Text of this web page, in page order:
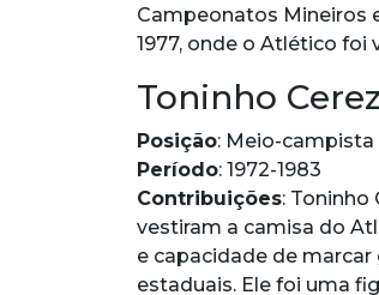
Campeonatos Mineiros
1977, onde o Atlético foi
Toninho
Posição: Meio-campista
Período: 1972-1983
Contribuições:
vestiram a camisa do
e capacidade de
estaduais. Ele foi uma